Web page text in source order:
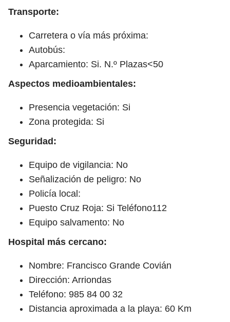
Transporte:
Carretera o vía más próxima:
Autobús:
Aparcamiento: Si. N.º Plazas<50
Aspectos medioambientales:
Presencia vegetación: Si
Zona protegida: Si
Seguridad:
Equipo de vigilancia: No
Señalización de peligro: No
Policía local:
Puesto Cruz Roja: Si Teléfono112
Equipo salvamento: No
Hospital más cercano:
Nombre: Francisco Grande Covián
Dirección: Arriondas
Teléfono: 985 84 00 32
Distancia aproximada a la playa: 60 Km